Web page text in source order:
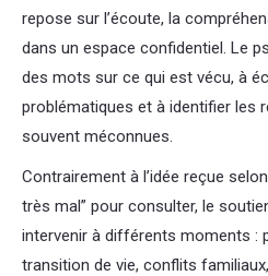
repose sur l’écoute, la
dans un espace confidentiel. Le
des mots sur ce qui est vécu, à
problématiques et à identifier les
souvent méconnues.
Contrairement à l’idée reçue
très mal” pour consulter, le
intervenir à différents moments :
transition de vie, conflits